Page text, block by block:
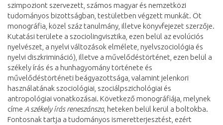
szimpoziont szervezett, számos magyar és nemzetközi
tudományos bizottságban, testületben végzett munkát. Öt
monográfia, közel száz tanulmány, illetve könyvfejezet szerzője.
Kutatási területe a szociolingvisztika, ezen belül az evolúciós
nyelvészet, a nyelvi változások elmélete, nyelvszociológia és
nyelvi diszkrimináció), illetve a művelődéstörténet, ezen belül a
székely írás és a hunhagyomány története és
művelődéstörténeti beágyazottsága, valamint jelenkori
használatának szociológiai, szociálpszichológiai és
antropológiai vonatkozásai. Következő monográfiája, melynek
címe A székely írás reneszánsza, heteken belül kerül a boltokba.
Fontosnak tartja a tudományos ismeretterjesztést, ezért